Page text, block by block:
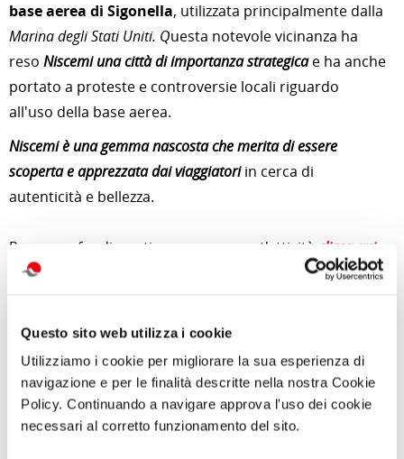
Questo sito web utilizza i cookie
Utilizziamo i cookie per migliorare la sua esperienza di
navigazione e per le finalità descritte nella nostra Cookie
Policy. Continuando a navigare approva l'uso dei cookie
necessari al corretto funzionamento del sito.
base aerea di Sigonella, utilizzata principalmente dalla
Marina degli Stati Uniti. Questa notevole vicinanza ha
reso Niscemi una città di importanza strategica e ha anche
portato a proteste e controversie locali riguardo
all'uso della base aerea.
Niscemi è una gemma nascosta che merita di essere
scoperta e apprezzata dai viaggiatoriin cerca di
autenticità e bellezza.
Per approfondimenti e news su quest'attività clicca qui
Niscemi (CL).jpg - Wikimedia Commons
di Redazione Cralt Magazine
02 Novembre 2023